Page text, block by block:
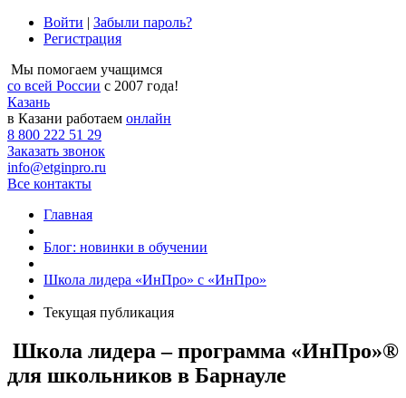
Войти | Забыли пароль?
Регистрация
Мы помогаем учащимся
со всей России с 2007 года!
Казань
в Казани работаем онлайн
8 800 222 51 29
Заказать звонок
info@etginpro.ru
Все контакты
Главная
Блог: новинки в обучении
Школа лидера «ИнПро» с «ИнПро»
Текущая публикация
Школа лидера – программа «ИнПро»®
для школьников в Барнауле